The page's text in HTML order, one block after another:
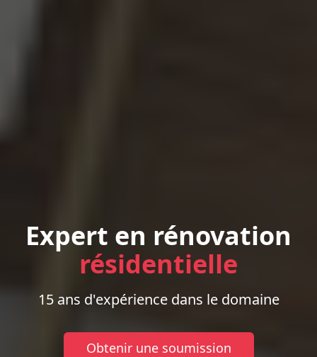
Expert en rénovation
résidentielle
15 ans d'expérience dans le domaine
Obtenir une soumission